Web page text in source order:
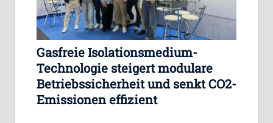
Gasfreie Isolationsmedium-
Technologie steigert modulare
Betriebssicherheit und senkt CO2-
Emissionen effizient